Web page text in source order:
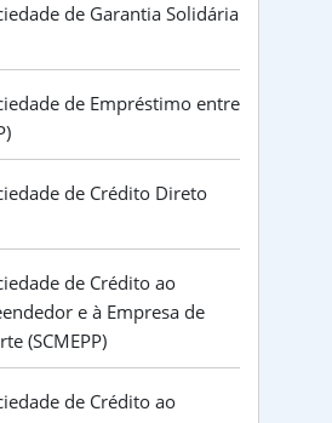
de Garantia Solidária
de Empréstimo entre
de Crédito Direto
de Crédito ao
e à Empresa de
(SCMEPP)
de Crédito ao